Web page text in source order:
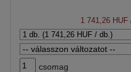
1 741,26 HUF
csomag